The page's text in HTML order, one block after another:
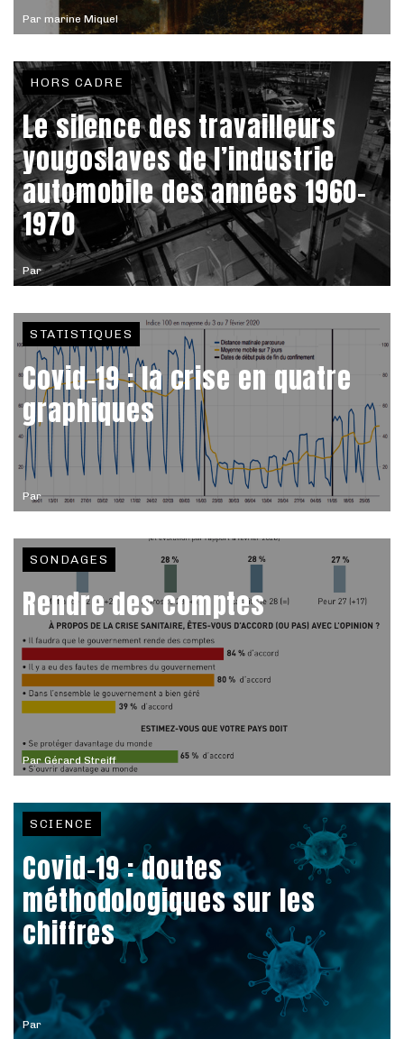
Par marine Miquel
Par
HORS CADRE
Le silence des travailleurs
yougoslaves de l’industrie
automobile des années 1960-
1970
Par
STATISTIQUES
Covid-19 : la crise en quatre
graphiques
ParGérard Streiff
SONDAGES
Rendre des comptes
Par
SCIENCE
Covid-19 : doutes
méthodologiques sur les
chiffres